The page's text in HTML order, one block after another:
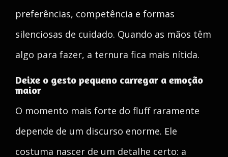
preferências, competência e formas
silenciosas de cuidado. Quando as mãos têm
algo para fazer, a ternura fica mais nítida.
Deixe o gesto pequeno carregar a emoção
maior
O momento mais forte do fluff raramente
depende de um discurso enorme. Ele
costuma nascer de um detalhe certo: a